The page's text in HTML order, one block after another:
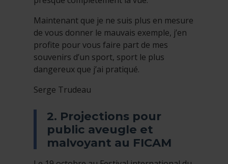
Maintenant que je ne suis plus en mesure
de vous donner le mauvais exemple, j’en
profite pour vous faire part de mes
souvenirs d’un sport, sport le plus
dangereux que j’ai pratiqué.
Serge Trudeau
2. Projections pour
public aveugle et
malvoyant au FICAM